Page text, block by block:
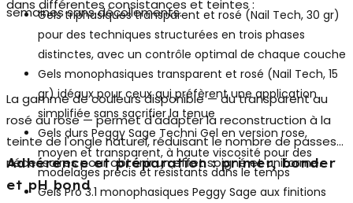
semaines sans décollements.
dans différentes consistances et teintes :
Gels triphasiquestransparent et rosé (Nail Tech, 30 gr)
pour des techniques structurées en trois phases
distinctes, avec un contrôle optimal de chaque couche
Gels monophasiques transparent et rosé (Nail Tech, 15
gr) idéaux pour ceux qui préfèrent une application
simplifiée sans sacrifier la tenue
Gels durs Peggy Sage Techni Gel en version rose,
moyen et transparent, à haute viscosité pour des
modelages précis et résistants dans le temps
Gels Pro 3.1 monophasiques Peggy Sage aux finitions
La gamme de couleurs disponible — du transparent au
rosé au rose — permet d'adapter la reconstruction à la
teinte de l'ongle naturel, réduisant le nombre de passes
nécessaires pour obtenir un effet soigné et uniforme.
Adhérence et préparation : primer, bonder
et pH bond